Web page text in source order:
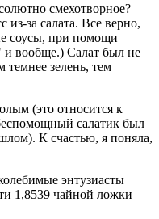
смехотворное?
за салата. Все верно,
соусы, при помощи
и вообще.) Салат был не
темнее зелень, тем
(это относится к
салатик был
К счастью, я поняла,
энтузиасты
1,8539 чайной ложки